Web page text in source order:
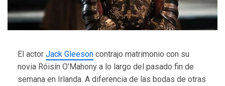
El actor Jack Gleeson contrajo matrimonio con su
novia Róisín O’Mahony a lo largo del pasado fin de
semana en Irlanda. A diferencia de las bodas de otras